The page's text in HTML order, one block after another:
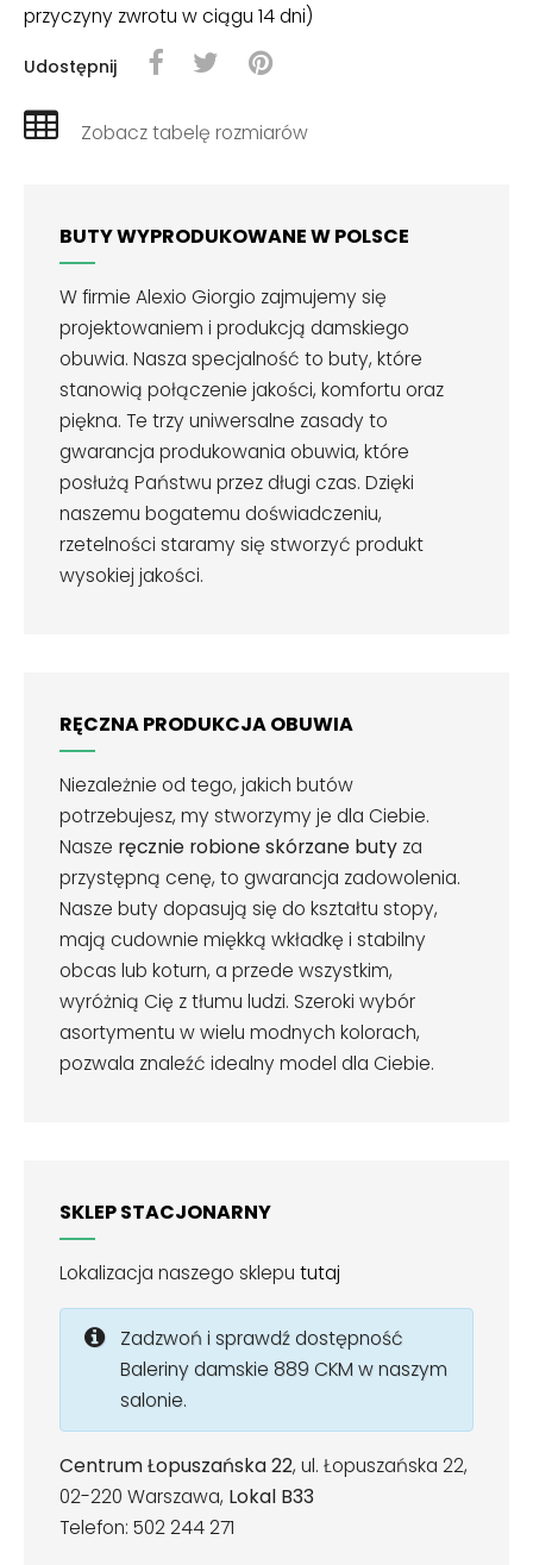
przyczyny zwrotu w ciągu 14 dni)
Udostępnij
Zobacz tabelę rozmiarów
BUTY WYPRODUKOWANE W POLSCE
W firmie Alexio Giorgio zajmujemy się
projektowaniem i produkcją damskiego
obuwia. Nasza specjalność to buty, które
stanowią połączenie jakości, komfortu oraz
piękna. Te trzy uniwersalne zasady to
gwarancja produkowania obuwia, które
posłużą Państwu przez długi czas. Dzięki
naszemu bogatemu doświadczeniu,
rzetelności staramy się stworzyć produkt
wysokiej jakości.
RĘCZNA PRODUKCJA OBUWIA
Niezależnie od tego, jakich butów
potrzebujesz, my stworzymy je dla Ciebie.
Nasze ręcznie robione skórzane buty za
przystępną cenę, to gwarancja zadowolenia.
Nasze buty dopasują się do kształtu stopy,
mają cudownie miękką wkładkę i stabilny
obcas lub koturn, a przede wszystkim,
wyróżnią Cię z tłumu ludzi. Szeroki wybór
asortymentu w wielu modnych kolorach,
pozwala znaleźć idealny model dla Ciebie.
SKLEP STACJONARNY
Lokalizacja naszego sklepu tutaj
Zadzwoń i sprawdź dostępność
Baleriny damskie 889 CKM w naszym
salonie.
Centrum Łopuszańska 22, ul. Łopuszańska 22,
02-220 Warszawa, Lokal B33
Telefon: 502 244 271